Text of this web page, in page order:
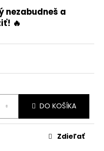
nezabudneš a
🔥
DO KOŠÍKA
Zdieľať